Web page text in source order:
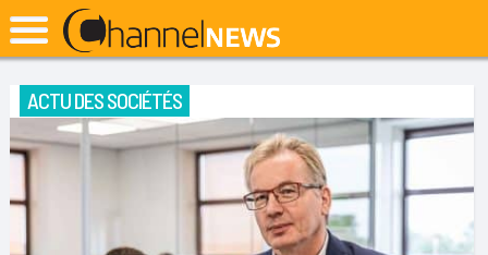
ACTU DES SOCIÉTÉS